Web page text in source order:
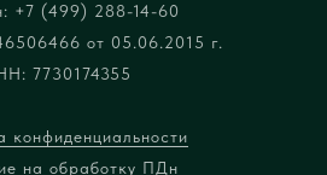
+7 (499) 288-14-60
от 05.06.2015 г.
7730174355
конфиденциальности
на обработку ПДн